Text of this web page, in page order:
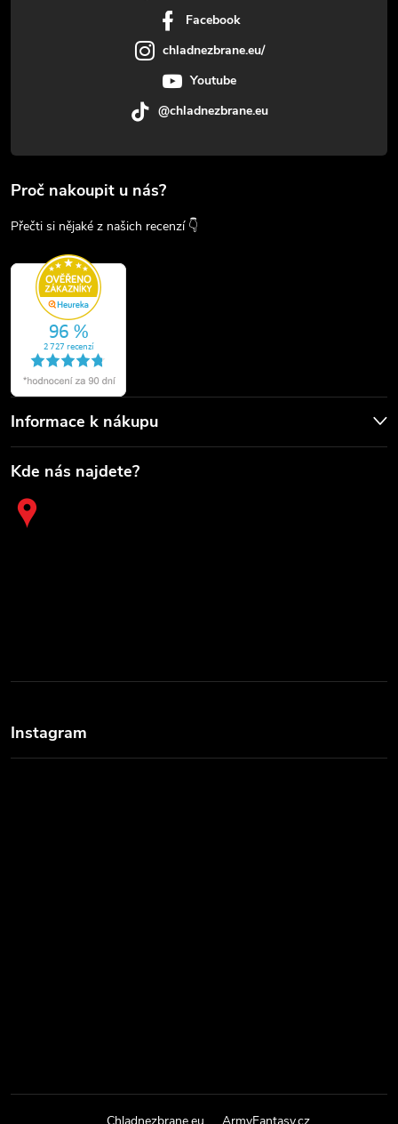
Facebook
chladnezbrane.eu/
Youtube
@chladnezbrane.eu
Proč nakoupit u nás?
Přečti si nějaké z našich recenzí 👇
Informace k nákupu
Kde nás najdete?
Instagram